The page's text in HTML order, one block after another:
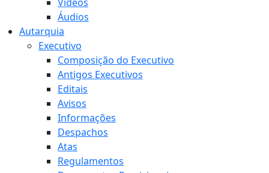
Vídeos
Áudios
Autarquia
Executivo
Composição do Executivo
Antigos Executivos
Editais
Avisos
Informações
Despachos
Atas
Regulamentos